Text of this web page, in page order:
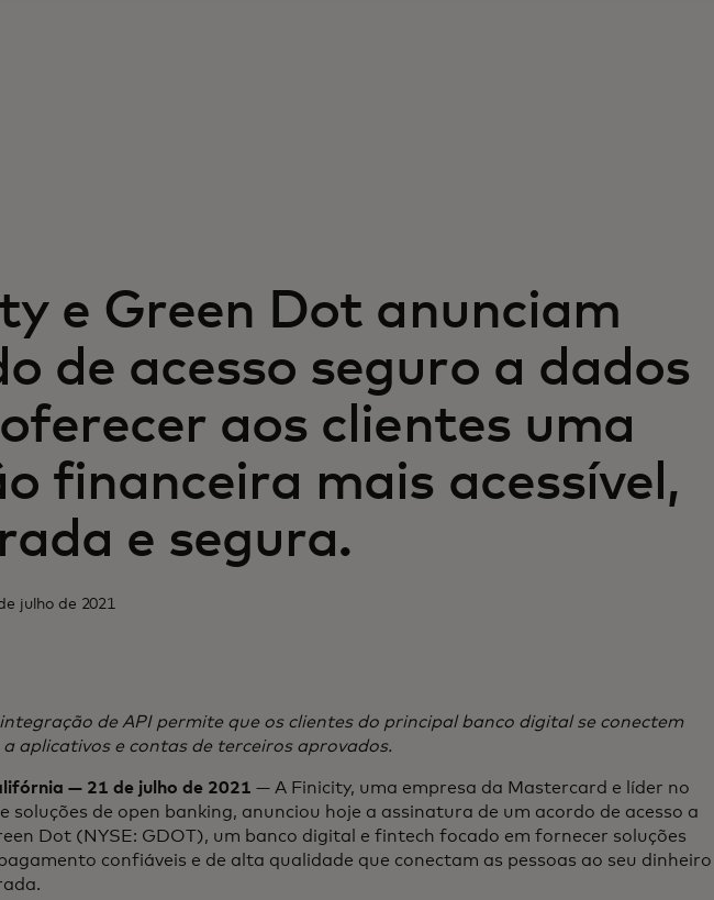
e Green Dot anunciam
de acesso seguro a dados
aos clientes uma
financeira mais acessível,
e segura.
julho de 2021
de API permite que os clientes do principal banco digital se conectem
aplicativos e contas de terceiros aprovados.
— 21 de julho de 2021 — A Finicity, uma empresa da Mastercard e líder no
soluções de open banking, anunciou hoje a assinatura de um acordo de acesso a
Dot (NYSE: GDOT), um banco digital e fintech focado em fornecer soluções
confiáveis e de alta qualidade que conectam as pessoas ao seu dinheiro